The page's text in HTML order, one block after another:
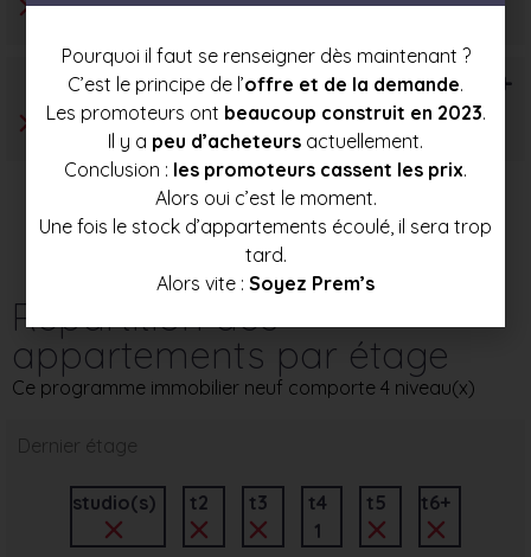
T6+
Répartition des
appartements par étage
Ce programme immobilier neuf comporte 4 niveau(x)
Dernier étage
studio(s) t2 t3
t4
1
t5 t6+
Pourquoi il faut se renseigner dès maintenant ?
C’est le principe de l’offre et de la demande.
Les promoteurs ont beaucoup construit en 2023.
Il y a peu d’acheteurs actuellement.
Conclusion : les promoteurs cassent les prix.
Alors oui c’est le moment.
Une fois le stock d’appartements écoulé, il sera trop
tard.
Alors vite : Soyez Prem’s